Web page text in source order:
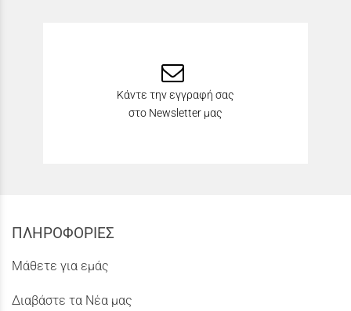
Κάντε την εγγραφή σας
στο Newsletter μας
ΠΛΗΡΟΦΟΡΙΕΣ
Μάθετε για εμάς
Διαβάστε τα Νέα μας